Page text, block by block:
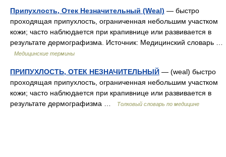
Припухлость, Отек Незначительный (Weal) — быстро
проходящая припухлость, ограниченная небольшим участком
кожи; часто наблюдается при крапивнице или развивается в
результате дермографизма. Источник: Медицинский словарь …
Медицинские термины
ПРИПУХЛОСТЬ, ОТЕК НЕЗНАЧИТЕЛЬНЫЙ — (weal) быстро
проходящая припухлость, ограниченная небольшим участком
кожи; часто наблюдается при крапивнице или развивается в
результате дермографизма …
Толковый словарь по медицине